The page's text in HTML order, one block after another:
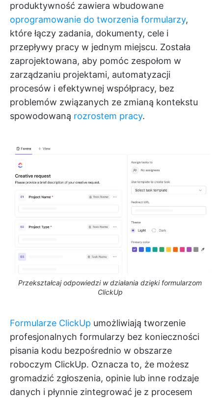
produktywność zawiera wbudowane
oprogramowanie do tworzenia formularzy,
które łączy zadania, dokumenty, cele i
przepływy pracy w jednym miejscu. Została
zaprojektowana, aby pomóc zespołom w
zarządzaniu projektami, automatyzacji
procesów i efektywnej współpracy, bez
problemów związanych ze zmianą kontekstu
spowodowaną rozrostem pracy.
Przekształcaj odpowiedzi w działania dzięki formularzom
ClickUp
Formularze ClickUp umożliwiają tworzenie
profesjonalnych formularzy bez konieczności
pisania kodu bezpośrednio w obszarze
roboczym ClickUp. Oznacza to, że możesz
gromadzić zgłoszenia, opinie lub inne rodzaje
danych i płynnie zintegrować je z procesem